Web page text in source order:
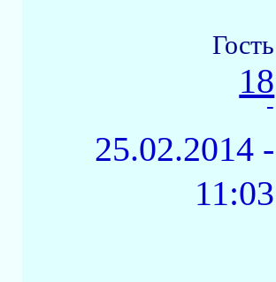
Гость
18
-
25.02.2014 -
11:03